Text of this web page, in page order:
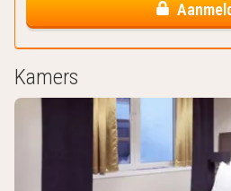
Kamers